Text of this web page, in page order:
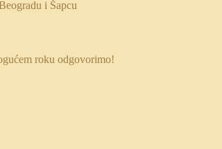
roku odgovorimo!